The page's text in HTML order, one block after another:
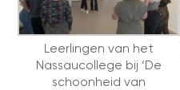
Leerlingen van het
Nassaucollege bij ‘De
schoonheid van